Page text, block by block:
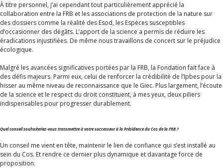
À titre personnel, j’ai cependant tout particulièrement apprécié la
collaboration entre la FRB et les associations de protection de la nature sur
des dossiers comme la réalité des Esod, les Espèces susceptibles
d’occasionner des dégâts. L’apport de la science a permis de réduire les
éradications injustifiées. De même nous travaillons de concert sur le préjudice
écologique.
Malgré les avancées significatives portées par la FRB, la Fondation fait face à
des défis majeurs. Parmi eux, celui de renforcer la crédibilité de l’Ipbes pour la
hisser au même niveau de reconnaissance que le Giec. Plus largement, l’écoute
de la science et le respect du droit constituent, à mes yeux, deux piliers
indispensables pour progresser durablement.
Quel conseil souhaiteriez-vous transmettre à votre successeur à la Présidence du Cos de la FRB ?
Un conseil me vient en tête, maintenir le lien de confiance qui s’est installé au
sein du Cos. Et rendre ce dernier plus dynamique et davantage force de
proposition.